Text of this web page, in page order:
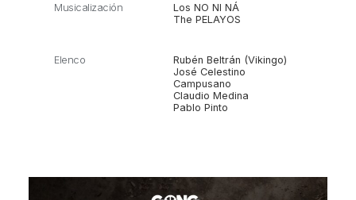
Musicalización
Los NO NI NÁ
The PELAYOS
Elenco
Rubén Beltrán (Vikingo)
José Celestino
Campusano
Claudio Medina
Pablo Pinto